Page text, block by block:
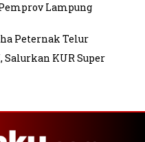
Lampung
Peternak Telur
Salurkan KUR Super